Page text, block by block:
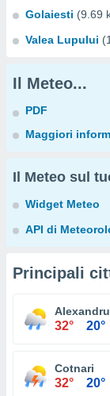
Golaiesti (9.69
Valea Lupului
Il Meteo...
PDF
Maggiori
Il Meteo sul
Widget Meteo
API di
Principali
32° 20°
Cotnari
32° 20°